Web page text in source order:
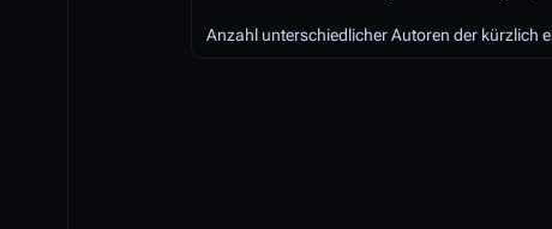
Anzahl unterschiedlicher Autoren der kürzlich